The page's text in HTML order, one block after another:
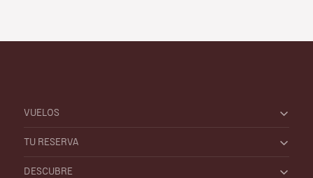
VUELOS
TU RESERVA
DESCUBRE